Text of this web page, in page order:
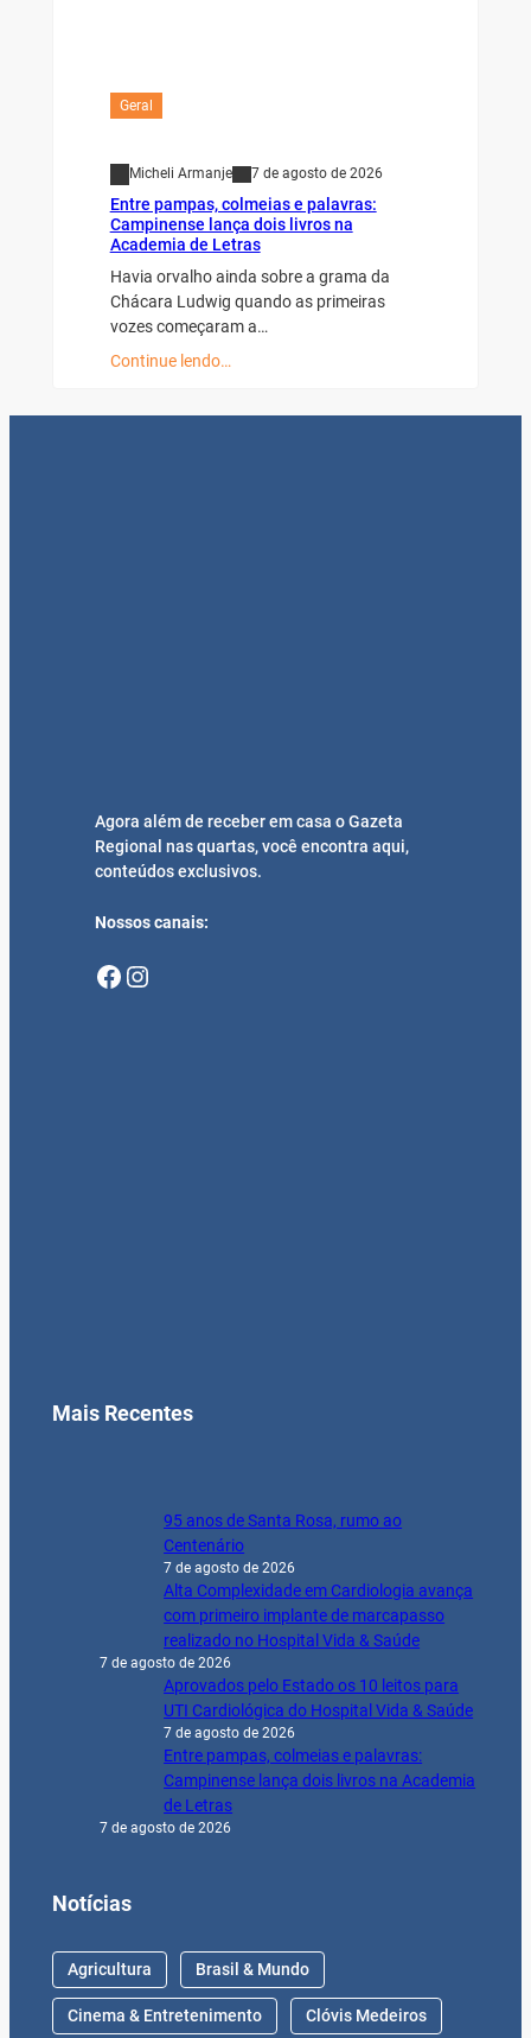
Geral
Micheli Armanje 7 de agosto de 2026
Entre pampas, colmeias e palavras:
Campinense lança dois livros na
Academia de Letras
Havia orvalho ainda sobre a grama da
Chácara Ludwig quando as primeiras
vozes começaram a…
Continue lendo…
Agora além de receber em casa o Gazeta
Regional nas quartas, você encontra aqui,
conteúdos exclusivos.
Nossos canais:
Facebook Instagram
Mais Recentes
95 anos de Santa Rosa, rumo ao
Centenário
7 de agosto de 2026
Alta Complexidade em Cardiologia avança
com primeiro implante de marcapasso
realizado no Hospital Vida & Saúde
7 de agosto de 2026
Aprovados pelo Estado os 10 leitos para
UTI Cardiológica do Hospital Vida & Saúde
7 de agosto de 2026
Entre pampas, colmeias e palavras:
Campinense lança dois livros na Academia
de Letras
7 de agosto de 2026
Notícias
Agricultura Brasil & Mundo
Cinema & Entretenimento Clóvis Medeiros